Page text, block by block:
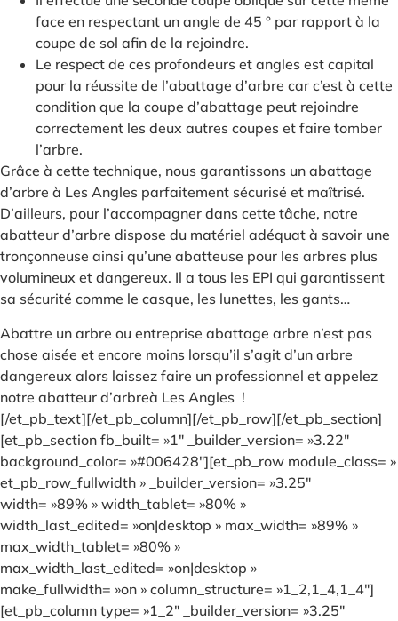
face en respectant un angle de 45 ° par rapport à la
coupe de sol afin de la rejoindre.
Le respect de ces profondeurs et angles est capital
pour la réussite de l’abattage d’arbre car c’est à cette
condition que la coupe d’abattage peut rejoindre
correctement les deux autres coupes et faire tomber
l’arbre.
Grâce à cette technique, nous garantissons un abattage
d’arbre à Les Angles parfaitement sécurisé et maîtrisé.
D’ailleurs, pour l’accompagner dans cette tâche, notre
abatteur d’arbre dispose du matériel adéquat à savoir une
tronçonneuse ainsi qu’une abatteuse pour les arbres plus
volumineux et dangereux. Il a tous les EPI qui garantissent
sa sécurité comme le casque, les lunettes, les gants…
Abattre un arbre ou entreprise abattage arbre n’est pas
chose aisée et encore moins lorsqu’il s’agit d’un arbre
dangereux alors laissez faire un professionnel et appelez
notre abatteur d’arbreà Les Angles !
[/et_pb_text][/et_pb_column][/et_pb_row][/et_pb_section]
[et_pb_section fb_built= »1″ _builder_version= »3.22″
background_color= »#006428″][et_pb_row module_class= »
et_pb_row_fullwidth » _builder_version= »3.25″
width= »89% » width_tablet= »80% »
width_last_edited= »on|desktop » max_width= »89% »
max_width_tablet= »80% »
max_width_last_edited= »on|desktop »
make_fullwidth= »on » column_structure= »1_2,1_4,1_4″]
[et_pb_column type= »1_2″ _builder_version= »3.25″